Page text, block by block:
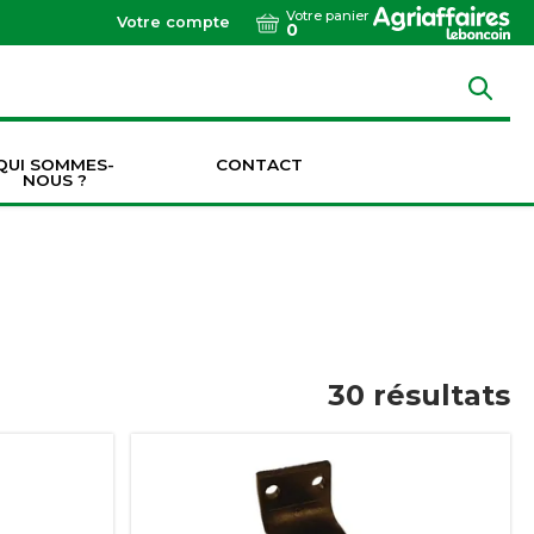
Votre compte Votre panier
0
SOMMES-
NOUS ?
CONTACT
30 résultats